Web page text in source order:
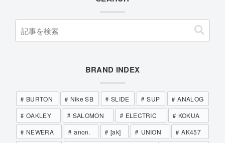
BRAND INDEX
BURTON Nike SB SLIDE SUP
ANALOG
OAKLEY
SALOMON ELECTRIC
KOKUA
NEWERA
anon. [ak] UNION
AK457